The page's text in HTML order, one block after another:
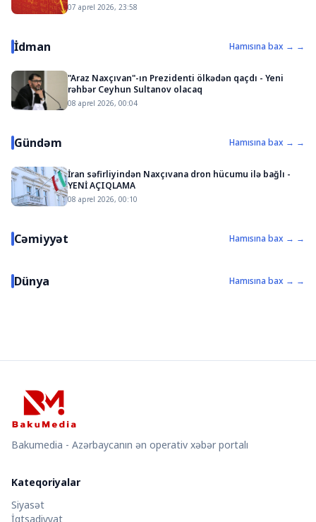
07 aprel 2026, 23:58
İdman Hamısına bax → →
"Araz Naxçıvan"-ın Prezidenti ölkədən qaçdı - Yeni
rəhbər Ceyhun Sultanov olacaq
08 aprel 2026, 00:04
Gündəm Hamısına bax → →
İran səfirliyindən Naxçıvana dron hücumu ilə bağlı -
YENİ AÇIQLAMA
08 aprel 2026, 00:10
Cəmiyyət Hamısına bax → →
Dünya Hamısına bax → →
Bakumedia - Azərbaycanın ən operativ xəbər portalı
Kateqoriyalar
Siyasət
İqtsadiyyat